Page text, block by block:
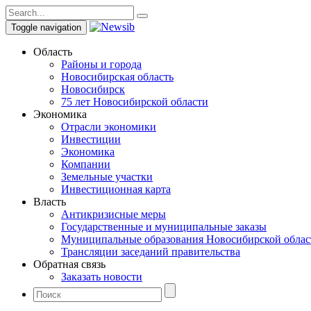
Toggle navigation
Область
Районы и города
Новосибирская область
Новосибирск
75 лет Новосибирской области
Экономика
Отрасли экономики
Инвестиции
Экономика
Компании
Земельные участки
Инвестиционная карта
Власть
Антикризисные меры
Государственные и муниципальные заказы
Муниципальные образования Новосибирской
Трансляции заседаний правительства
Обратная связь
Заказать новости